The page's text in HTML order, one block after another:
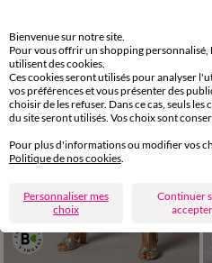
Bienvenue sur notre site.
Pour vous offrir un shopping
utilisent des cookies.
Ces cookies seront utilisés pour analyser
vos préférences et vous présenter des
choisir de les refuser. Dans ce cas, seuls
du site seront utilisés. Vos choix sont
Pour plus d'informations ou modifier vos
Politique de nos cookies
Personnaliser mes
choix
Continuer
accepter